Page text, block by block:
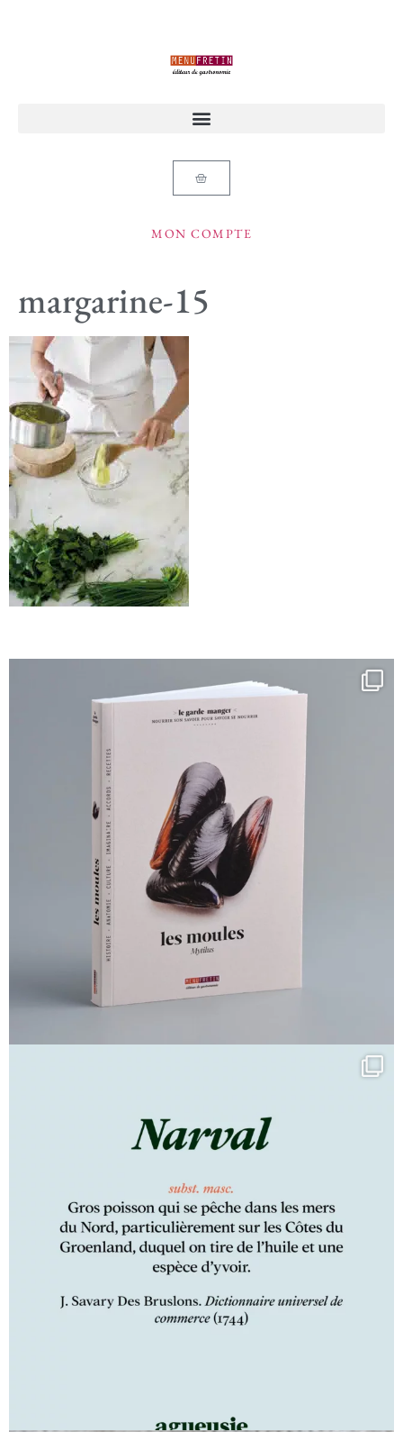
MON COMPTE
margarine-15